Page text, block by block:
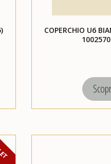
COPERCHIO U6